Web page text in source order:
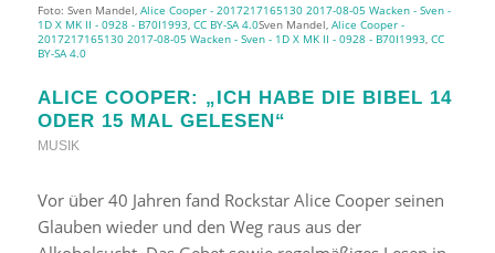
Foto: Sven Mandel, Alice Cooper - 2017217165130 2017-08-05 Wacken - Sven -
1D X MK II - 0928 - B70I1993 CC BY-SA 4.0Sven Mandel, Alice Cooper -
2017217165130 2017-08-05 Wacken - Sven - 1D X MK II - 0928 - B70I1993 CC
BY-SA 4.0
ALICE COOPER: „ICH HABE DIE BIBEL 14
ODER 15 MAL GELESEN“
MUSIK
Vor über 40 Jahren fand Rockstar Alice Cooper seinen
Glauben wieder und den Weg raus aus der